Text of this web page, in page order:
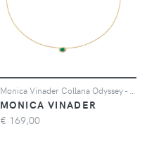
MONICA VINADER
€ 169,00